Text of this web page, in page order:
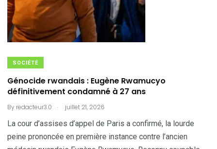
SOCIÉTÉ
Génocide rwandais : Eugène Rwamucyo
définitivement condamné à 27 ans
By redacteur3.0 . juillet 21, 2026
La cour d’assises d’appel de Paris a confirmé, la lourde
peine prononcée en première instance contre l’ancien